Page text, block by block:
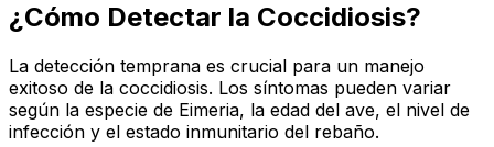
¿Cómo Detectar la Coccidiosis?
La detección temprana es crucial para un manejo
exitoso de la coccidiosis. Los síntomas pueden variar
según la especie de Eimeria, la edad del ave, el nivel de
infección y el estado inmunitario del rebaño.